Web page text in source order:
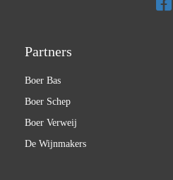
Partners
Boer Bas
Boer Schep
Boer Verweij
De Wijnmakers